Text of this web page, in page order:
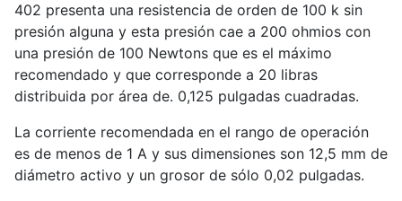
402 presenta una resistencia de orden de 100 k sin
presión alguna y esta presión cae a 200 ohmios con
una presión de 100 Newtons que es el máximo
recomendado y que corresponde a 20 libras
distribuida por área de. 0,125 pulgadas cuadradas.
La corriente recomendada en el rango de operación
es de menos de 1 A y sus dimensiones son 12,5 mm de
diámetro activo y un grosor de sólo 0,02 pulgadas.